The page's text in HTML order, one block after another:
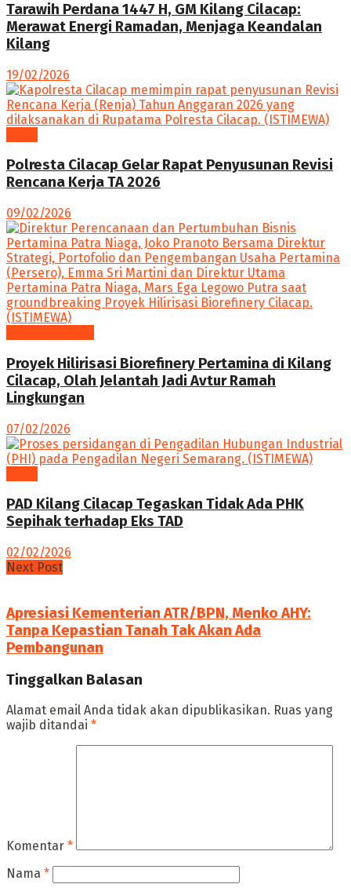
Tarawih Perdana 1447 H, GM Kilang Cilacap:
Merawat Energi Ramadan, Menjaga Keandalan
Kilang
19/02/2026
Polresta Cilacap Gelar Rapat Penyusunan Revisi
Rencana Kerja TA 2026
09/02/2026
Proyek Hilirisasi Biorefinery Pertamina di Kilang
Cilacap, Olah Jelantah Jadi Avtur Ramah
Lingkungan
07/02/2026
PAD Kilang Cilacap Tegaskan Tidak Ada PHK
Sepihak terhadap Eks TAD
02/02/2026
Next Post
Apresiasi Kementerian ATR/BPN, Menko AHY:
Tanpa Kepastian Tanah Tak Akan Ada
Pembangunan
Tinggalkan Balasan
Alamat email Anda tidak akan dipublikasikan. Ruas yang
wajib ditandai *
Komentar *
Nama *